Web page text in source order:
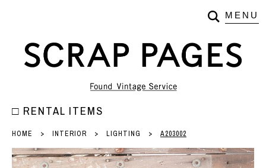
□ RENTAL ITEMS
HOME > INTERIOR > LIGHTING > A203002